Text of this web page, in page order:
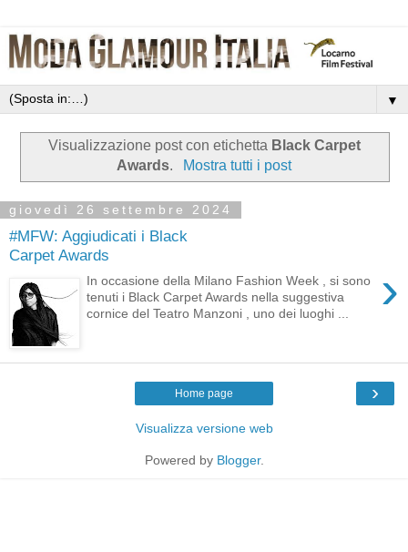
▼
Visualizzazione post con etichetta Black Carpet
Awards. Mostra tutti i post
giovedì 26 settembre 2024
#MFW: Aggiudicati i Black
Carpet Awards
›
In occasione della Milano Fashion Week , si sono
tenuti i Black Carpet Awards nella suggestiva
cornice del Teatro Manzoni , uno dei luoghi ...
›
Home page
Visualizza versione web
Powered by Blogger.